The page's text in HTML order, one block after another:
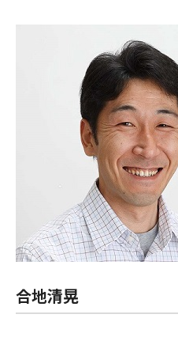
合地清晃